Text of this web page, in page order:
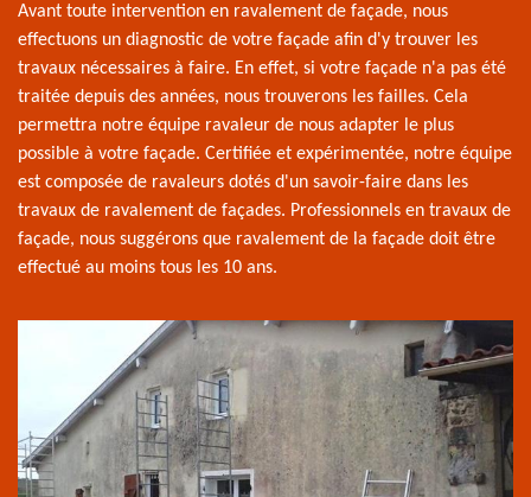
Avant toute intervention en ravalement de façade, nous
effectuons un diagnostic de votre façade afin d'y trouver les
travaux nécessaires à faire. En effet, si votre façade n'a pas été
traitée depuis des années, nous trouverons les failles. Cela
permettra notre équipe ravaleur de nous adapter le plus
possible à votre façade. Certifiée et expérimentée, notre équipe
est composée de ravaleurs dotés d'un savoir-faire dans les
travaux de ravalement de façades. Professionnels en travaux de
façade, nous suggérons que ravalement de la façade doit être
effectué au moins tous les 10 ans.